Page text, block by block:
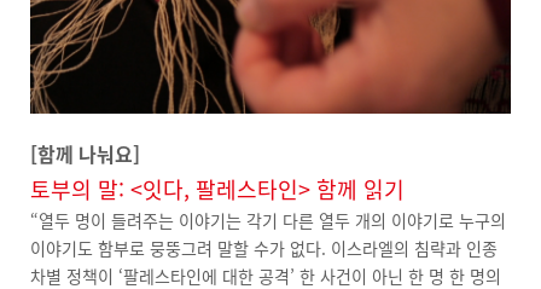
[함께 나눠요]
토부의 말: <잇다, 팔레스타인> 함께 읽기
“열두 명이 들려주는 이야기는 각기 다른 열두 개의 이야기로 누구의
이야기도 함부로 뭉뚱그려 말할 수가 없다. 이스라엘의 침략과 인종
차별 정책이 ‘팔레스타인에 대한 공격’ 한 사건이 아닌 한 명 한 명의